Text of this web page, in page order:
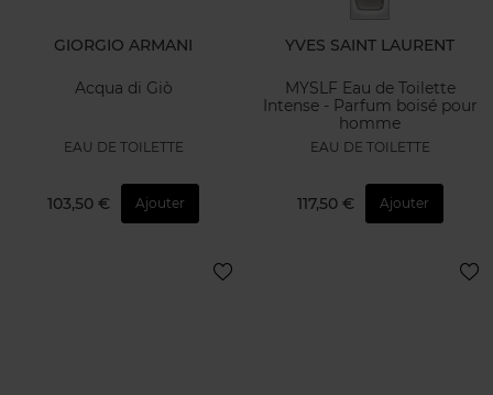
GIORGIO ARMANI
Acqua di Giò
EAU DE TOILETTE
103,50 € Ajouter
YVES SAINT LAURENT
MYSLF Eau de Toilette
Intense - Parfum boisé pour
homme
EAU DE TOILETTE
117,50 € Ajouter